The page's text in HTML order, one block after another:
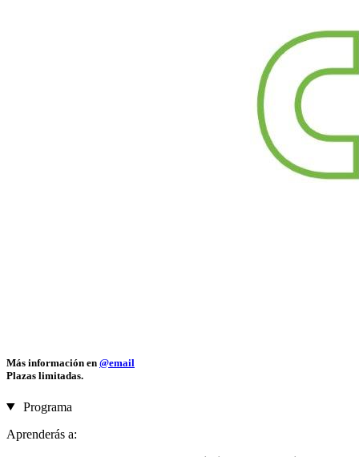
Más información en @email
Plazas limitadas.
Programa
Aprenderás a: